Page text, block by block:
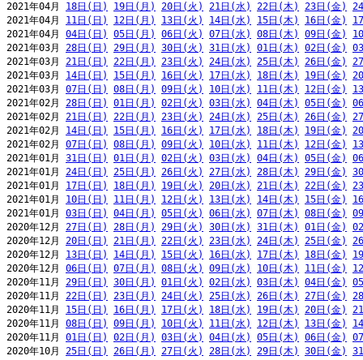
2021年04月 18日(日) 19日(月) 20日(火) 21日(水) 22日(木) 23日(金)
2021年04月 11日(日) 12日(月) 13日(火) 14日(水) 15日(木) 16日(金)
2021年04月 04日(日) 05日(月) 06日(火) 07日(水) 08日(木) 09日(金)
2021年03月 28日(日) 29日(月) 30日(火) 31日(水) 01日(木) 02日(金)
2021年03月 21日(日) 22日(月) 23日(火) 24日(水) 25日(木) 26日(金)
2021年03月 14日(日) 15日(月) 16日(火) 17日(水) 18日(木) 19日(金)
2021年03月 07日(日) 08日(月) 09日(火) 10日(水) 11日(木) 12日(金)
2021年02月 28日(日) 01日(月) 02日(火) 03日(水) 04日(木) 05日(金)
2021年02月 21日(日) 22日(月) 23日(火) 24日(水) 25日(木) 26日(金)
2021年02月 14日(日) 15日(月) 16日(火) 17日(水) 18日(木) 19日(金)
2021年02月 07日(日) 08日(月) 09日(火) 10日(水) 11日(木) 12日(金)
2021年01月 31日(日) 01日(月) 02日(火) 03日(水) 04日(木) 05日(金)
2021年01月 24日(日) 25日(月) 26日(火) 27日(水) 28日(木) 29日(金)
2021年01月 17日(日) 18日(月) 19日(火) 20日(水) 21日(木) 22日(金)
2021年01月 10日(日) 11日(月) 12日(火) 13日(水) 14日(木) 15日(金)
2021年01月 03日(日) 04日(月) 05日(火) 06日(水) 07日(木) 08日(金)
2020年12月 27日(日) 28日(月) 29日(火) 30日(水) 31日(木) 01日(金)
2020年12月 20日(日) 21日(月) 22日(火) 23日(水) 24日(木) 25日(金)
2020年12月 13日(日) 14日(月) 15日(火) 16日(水) 17日(木) 18日(金)
2020年12月 06日(日) 07日(月) 08日(火) 09日(水) 10日(木) 11日(金)
2020年11月 29日(日) 30日(月) 01日(火) 02日(水) 03日(木) 04日(金)
2020年11月 22日(日) 23日(月) 24日(火) 25日(水) 26日(木) 27日(金)
2020年11月 15日(日) 16日(月) 17日(火) 18日(水) 19日(木) 20日(金)
2020年11月 08日(日) 09日(月) 10日(火) 11日(水) 12日(木) 13日(金)
2020年11月 01日(日) 02日(月) 03日(火) 04日(水) 05日(木) 06日(金)
2020年10月 25日(日) 26日(月) 27日(火) 28日(水) 29日(木) 30日(金)